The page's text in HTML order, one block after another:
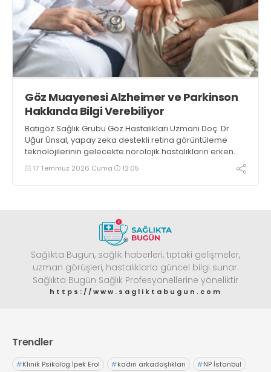
Göz Muayenesi Alzheimer ve Parkinson
Hakkında Bilgi Verebiliyor
Batıgöz Sağlık Grubu Göz Hastalıkları Uzmanı Doç. Dr.
Uğur Ünsal, yapay zeka destekli retina görüntüleme
teknolojilerinin gelecekte nörolojik hastalıkların erken
değerlendirilmesinde önemli bir rol üstlenebileceğini,
ancak mevcut bilimsel veriler ışığında bu yöntemlerin
17 Temmuz 2026 Cuma 12:05
Sağlıkta Bugün, sağlık haberleri, tıptaki gelişmeler,
uzman görüşleri, hastalıklarla güncel bilgi sunar.
Sağlıkta Bugün Sağlık Profesyonellerine yöneliktir
https://www.sagliktabugun.com
Trendler
#Klinik Psikolog İpek Erol #kadın arkadaşlıkları #NP İstanbul